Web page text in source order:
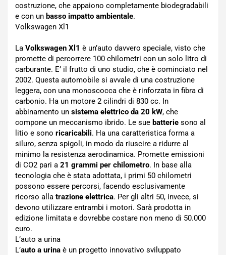
costruzione, che appaiono completamente biodegradabili
e con un basso impatto ambientale.
Volkswagen Xl1
La Volkswagen Xl1 è un’auto davvero speciale, visto che
promette di percorrere 100 chilometri con un solo litro di
carburante. E’ il frutto di uno studio, che è cominciato nel
2002. Questa automobile si avvale di una costruzione
leggera, con una monoscocca che è rinforzata in fibra di
carbonio. Ha un motore 2 cilindri di 830 cc. In
abbinamento un sistema elettrico da 20 kW, che
compone un meccanismo ibrido. Le sue batterie sono al
litio e sono ricaricabili. Ha una caratteristica forma a
siluro, senza spigoli, in modo da riuscire a ridurre al
minimo la resistenza aerodinamica. Promette emissioni
di CO2 pari a 21 grammi per chilometro. In base alla
tecnologia che è stata adottata, i primi 50 chilometri
possono essere percorsi, facendo esclusivamente
ricorso alla trazione elettrica. Per gli altri 50, invece, si
devono utilizzare entrambi i motori. Sarà prodotta in
edizione limitata e dovrebbe costare non meno di 50.000
euro.
L’auto a urina
L’auto a urina è un progetto innovativo sviluppato